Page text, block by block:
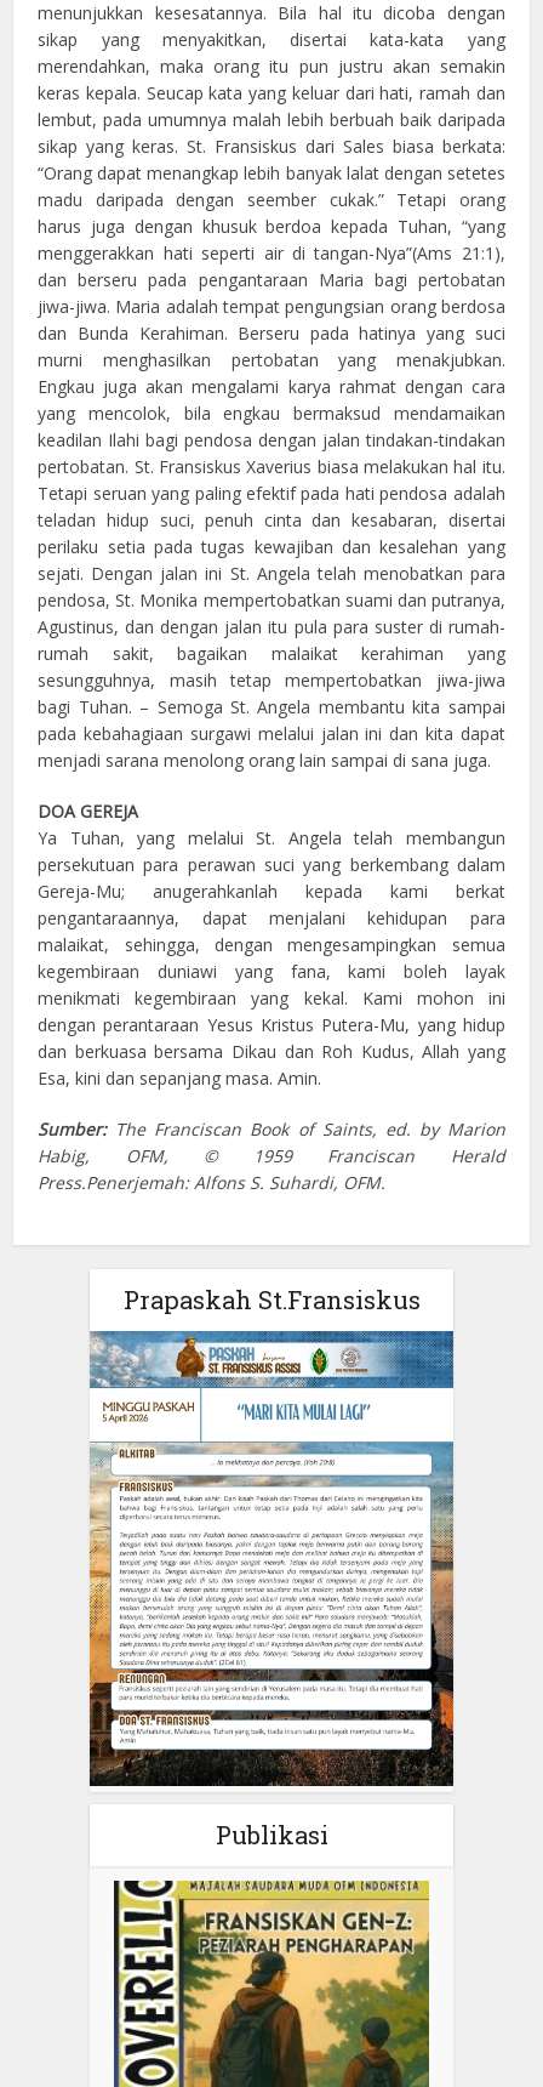
menunjukkan kesesatannya. Bila hal itu dicoba dengan
sikap yang menyakitkan, disertai kata-kata yang
merendahkan, maka orang itu pun justru akan semakin
keras kepala. Seucap kata yang keluar dari hati, ramah dan
lembut, pada umumnya malah lebih berbuah baik daripada
sikap yang keras. St. Fransiskus dari Sales biasa berkata:
“Orang dapat menangkap lebih banyak lalat dengan setetes
madu daripada dengan seember cukak.” Tetapi orang
harus juga dengan khusuk berdoa kepada Tuhan, “yang
menggerakkan hati seperti air di tangan-Nya”(Ams 21:1),
dan berseru pada pengantaraan Maria bagi pertobatan
jiwa-jiwa. Maria adalah tempat pengungsian orang berdosa
dan Bunda Kerahiman. Berseru pada hatinya yang suci
murni menghasilkan pertobatan yang menakjubkan.
Engkau juga akan mengalami karya rahmat dengan cara
yang mencolok, bila engkau bermaksud mendamaikan
keadilan Ilahi bagi pendosa dengan jalan tindakan-tindakan
pertobatan. St. Fransiskus Xaverius biasa melakukan hal itu.
Tetapi seruan yang paling efektif pada hati pendosa adalah
teladan hidup suci, penuh cinta dan kesabaran, disertai
perilaku setia pada tugas kewajiban dan kesalehan yang
sejati. Dengan jalan ini St. Angela telah menobatkan para
pendosa, St. Monika mempertobatkan suami dan putranya,
Agustinus, dan dengan jalan itu pula para suster di rumah-
rumah sakit, bagaikan malaikat kerahiman yang
sesungguhnya, masih tetap mempertobatkan jiwa-jiwa
bagi Tuhan. – Semoga St. Angela membantu kita sampai
pada kebahagiaan surgawi melalui jalan ini dan kita dapat
menjadi sarana menolong orang lain sampai di sana juga.
DOA GEREJA
Ya Tuhan, yang melalui St. Angela telah membangun
persekutuan para perawan suci yang berkembang dalam
Gereja-Mu; anugerahkanlah kepada kami berkat
pengantaraannya, dapat menjalani kehidupan para
malaikat, sehingga, dengan mengesampingkan semua
kegembiraan duniawi yang fana, kami boleh layak
menikmati kegembiraan yang kekal. Kami mohon ini
dengan perantaraan Yesus Kristus Putera-Mu, yang hidup
dan berkuasa bersama Dikau dan Roh Kudus, Allah yang
Esa, kini dan sepanjang masa. Amin.
Sumber:The Franciscan Book of Saints, ed. by Marion
Habig, OFM, © 1959 Franciscan Herald
Press.Penerjemah: Alfons S. Suhardi, OFM.
Prapaskah St.Fransiskus
Publikasi